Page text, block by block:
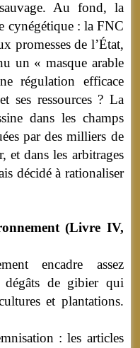
Au fond, la
cynégétique : la FNC
promesses de l’État,
un « masque arable
régulation efficace
ses ressources ? La
dans les champs
par des milliers de
et dans les arbitrages
décidé à rationaliser
(Livre IV,
encadre assez
dégâts de gibier qui
et plantations.
: les articles